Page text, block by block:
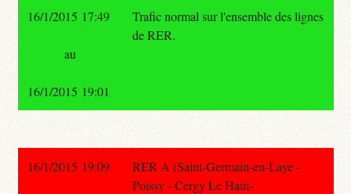
16/1/2015 17:49
Trafic normal sur l'ensemble des lignes
de RER.
au
16/1/2015 19:01
16/1/2015 19:09
RER A (Saint-Germain-en-Laye -
Poissy - Cergy Le Haut-